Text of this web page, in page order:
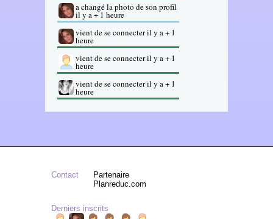
a changé la photo de son profil
il y a + 1 heure
vient de se connecter il y a + 1
heure
vient de se connecter il y a + 1
heure
vient de se connecter il y a + 1
heure
Contact
Partenaire
Planreduc.com
Derniers inscrits